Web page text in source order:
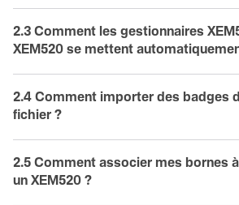
2.3 Comment les gestionnaires
XEM520 se mettent
2.4 Comment importer des badges
fichier ?
2.5 Comment associer mes bornes à
un XEM520 ?